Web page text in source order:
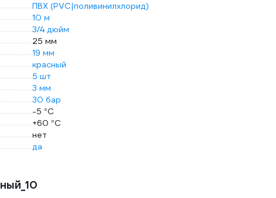
ПВХ (PVC|поливинилхлорид)
10 м
3/4 дюйм
25 мм
19 мм
красный
5 шт
3 мм
30 бар
-5 °С
+60 °С
нет
да